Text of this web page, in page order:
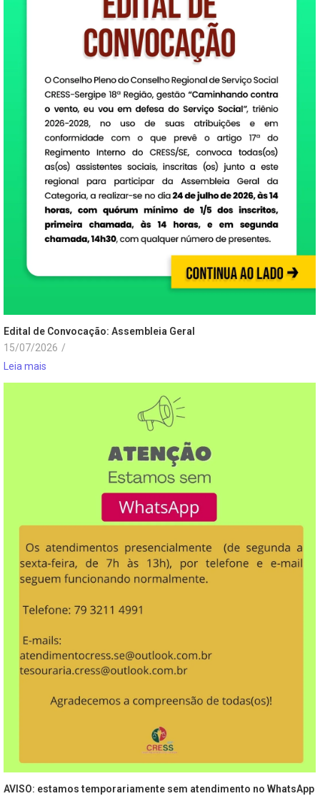
Edital de Convocação: Assembleia Geral
15/07/2026 /
Leia mais
AVISO: estamos temporariamente sem atendimento no WhatsApp